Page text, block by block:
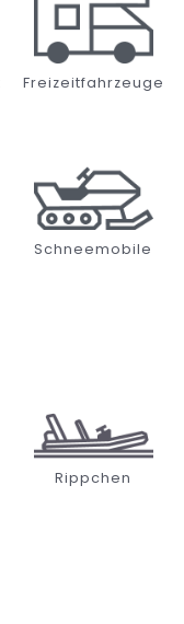
Freizeitfahrzeuge
Schneemobile
Rippchen